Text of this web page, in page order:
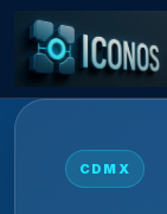
CDMX